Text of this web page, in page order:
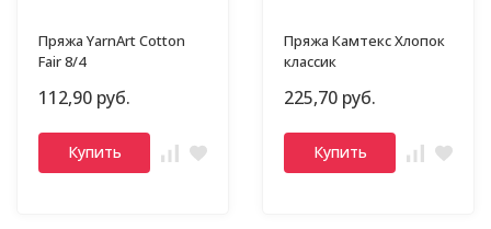
Пряжа YarnArt Cotton
Fair 8/4
112,90 руб.
Купить
Пряжа Камтекс Хлопок
классик
225,70 руб.
Купить